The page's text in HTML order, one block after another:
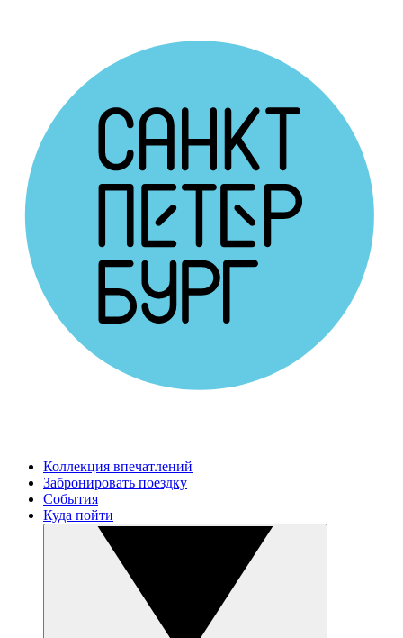
Коллекция впечатлений
Забронировать поездку
События
Куда пойти